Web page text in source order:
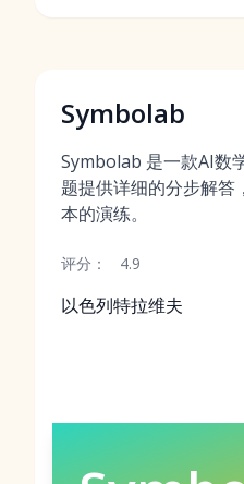
Symbolab
Symbolab 是一款AI数
题提供详细的分步解答
本的演练。
评分： 4.9
以色列特拉维夫